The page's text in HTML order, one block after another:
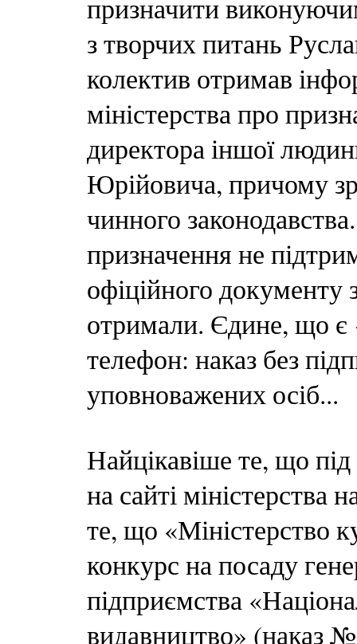
призначити
з творчих питань
колектив отримав
міністерства про
директора іншої
Юрійовича, причому
чинного
призначення не
офіційного документу
отримали. Єдине, що є
телефон: наказ без
уповноважених осіб...
Найцікавіше те, що
на сайті міністерства
те, що «Міністерство
конкурс на посаду
підприємства
видавництво» (наказ